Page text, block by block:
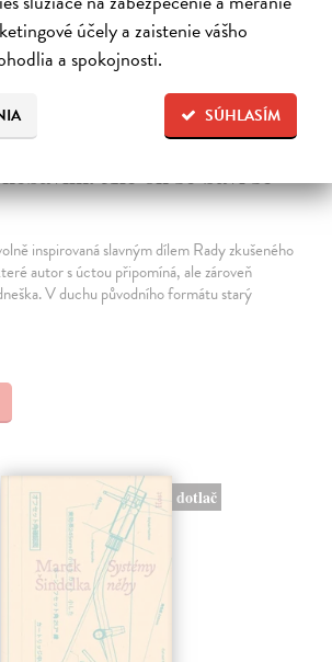
účely a zaistenie vášho
a spokojnosti.
SÚHLASÍM
Ale on se baví se
inspirovaná slavným dílem Rady zkušeného
autor s úctou připomíná, ale zároveň
V duchu původního formátu starý
dotlač